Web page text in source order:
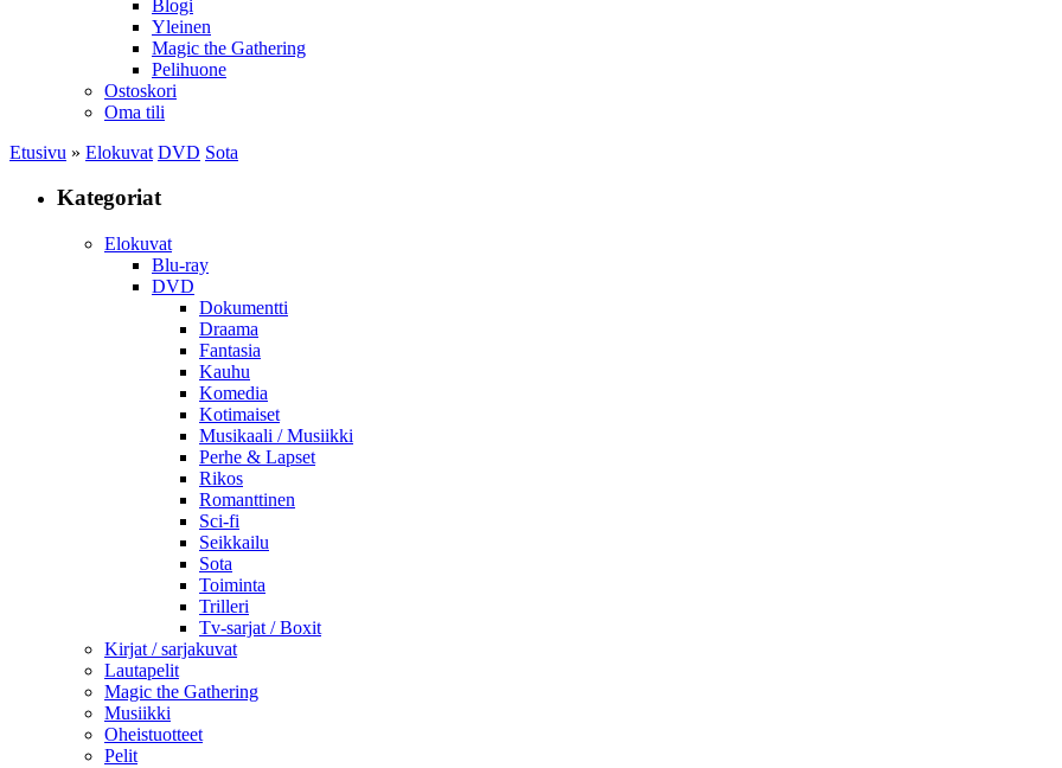
Blogi
Yleinen
Magic the Gathering
Pelihuone
Ostoskori
Oma tili
Etusivu » Elokuvat DVD Sota
Kategoriat
Elokuvat
Blu-ray
DVD
Dokumentti
Draama
Fantasia
Kauhu
Komedia
Kotimaiset
Musikaali / Musiikki
Perhe & Lapset
Rikos
Romanttinen
Sci-fi
Seikkailu
Sota
Toiminta
Trilleri
Tv-sarjat / Boxit
Kirjat / sarjakuvat
Lautapelit
Magic the Gathering
Musiikki
Oheistuotteet
Pelit